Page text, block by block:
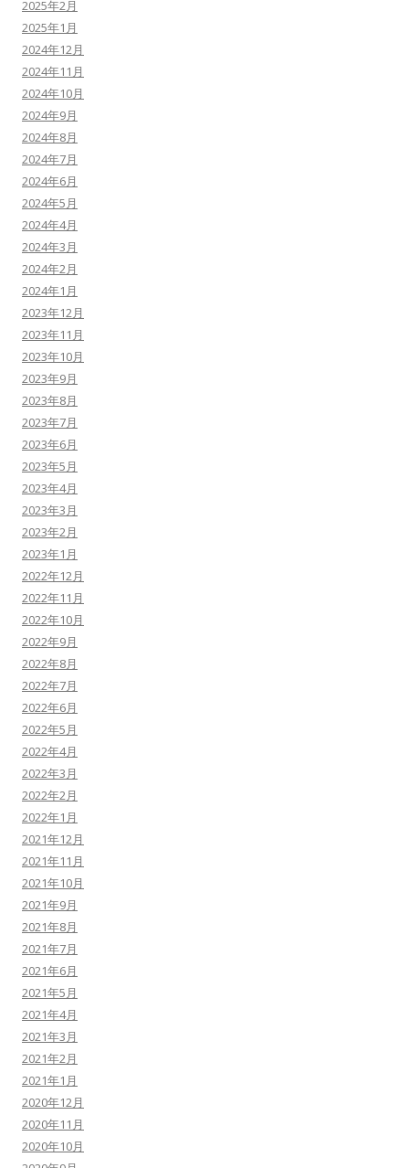
2025年2月
2025年1月
2024年12月
2024年11月
2024年10月
2024年9月
2024年8月
2024年7月
2024年6月
2024年5月
2024年4月
2024年3月
2024年2月
2024年1月
2023年12月
2023年11月
2023年10月
2023年9月
2023年8月
2023年7月
2023年6月
2023年5月
2023年4月
2023年3月
2023年2月
2023年1月
2022年12月
2022年11月
2022年10月
2022年9月
2022年8月
2022年7月
2022年6月
2022年5月
2022年4月
2022年3月
2022年2月
2022年1月
2021年12月
2021年11月
2021年10月
2021年9月
2021年8月
2021年7月
2021年6月
2021年5月
2021年4月
2021年3月
2021年2月
2021年1月
2020年12月
2020年11月
2020年10月